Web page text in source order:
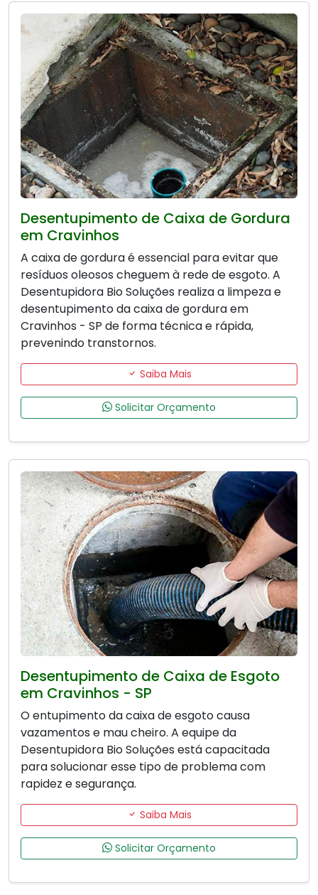
Desentupimento de Caixa de Gordura
em Cravinhos
A caixa de gordura é essencial para evitar que
resíduos oleosos cheguem à rede de esgoto. A
Desentupidora Bio Soluções realiza a limpeza e
desentupimento da caixa de gordura em
Cravinhos - SP de forma técnica e rápida,
prevenindo transtornos.
Saiba Mais
Solicitar Orçamento
Desentupimento de Caixa de Esgoto
em Cravinhos - SP
O entupimento da caixa de esgoto causa
vazamentos e mau cheiro. A equipe da
Desentupidora Bio Soluções está capacitada
para solucionar esse tipo de problema com
rapidez e segurança.
Saiba Mais
Solicitar Orçamento